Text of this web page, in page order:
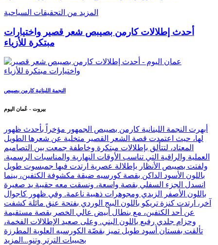
المزيد من التحقيقات السياحية
أحدث إطلالات كارمن بصيبص شعر قصير واختيارات
مبتكرة للأزياء
النجمة اللبنانية كارمن بصيبص
بيروت - عُمان اليوم
أبهرت النجمة اللبنانية كارمن بصيبص الجمهور مؤخراً بأحدث ظهور
لها، حيث اعتمدت قصة الشعر القصير متخلية عن شعرها الطويل
المعتاد، لتتألق بإطلالات مبتكرة وخاطفة جمعت بين التصاميم
العملية والراقية التي تناسب الأوقات النهارية والمناسبات الرسمية.
ولفتت بصيبص الأنظار بإطلالة عصرية ارتدت فيها جمبسوت طويل
باللون الأسود الداكن بقصة كورسيه ضيقة مكشوفة الكتفين، بينما
انسدل الجزء السفلي بقصة واسعة، ونسقت معه حقيبة يد صغيرة
باللون الأصفر الزبدي ومجوهرات ذهبية ناعمة. وفي ظهور كاجوال
آخر، ارتدت كنزة تريكو باللون البيج الوردي بفتحة عنق مائلة كشفت
عن أحد الكتفين، مع بنطال أبيض عالي الخصر بقصة مستقيمة
وحزام جلدي رفيع باللون البني. وعلى صعيد الإطلالات الفخمة،
تألقت بفستان أسود طويل تميز بقصّة الكورسيه العلوية المطرزة
بحبيبات الترتر وتنو... المزيد